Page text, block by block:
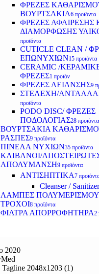
ΦΡΕΖΕΣ
ΒΟΥΡΤΣΑΚΙΑ6 προϊόντα
ΦΡΕΖΕΣ ΑΦΑΙΡΕΣΗΣ
ΔΙΑΜΟΡΦΩΣΗΣ
προϊόντα
CUTICLE CLEAN /
ΕΠΩΝΥΧΙΩΝ15 προϊόντα
CERAMIC /
ΦΡΕΖΕΣ1 προϊόν
ΦΡΕΖΕΣ ΛΕΙΑΝΣΗΣ9
ΣΤΕΛΕΧΗ/
προϊόντα
PODO DISC/ ΦΡΕΖΕΣ
ΠΟΔΟΛΟΓΙΑΣ28 προϊόντα
ΒΟΥΡΤΣΑΚΙΑ
ΡΑΣΠΕΣ9 προϊόντα
ΠΙΝΕΛΑ ΝΥΧΙΩΝ35 προϊόντα
ΚΛΙΒΑΝΟΙ/
ΑΠΟΛΥΜΑΝΣΗ9 προϊόντα
ΑΝΤΙΣΗΠΤΙΚΑ7
Cleanser / Sanitizer
ΛΑΜΠΕΣ ΠΟΛΥΜΕΡΙΣΜΟΥ
ΤΡΟΧΟΙ8 προϊόντα
ΦΙΛΤΡΑ ΑΠΟΡΡΟΦΗΤΗΡΑ2